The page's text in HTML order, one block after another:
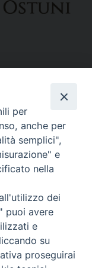
WebMail
per
anche per
semplici",
e
nella
dei
puoi avere
e
su
proseguirai